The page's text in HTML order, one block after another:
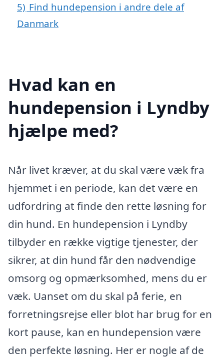
5) Find hundepension i andre dele af
Danmark
Hvad kan en
hundepension i Lyndby
hjælpe med?
Når livet kræver, at du skal være væk fra
hjemmet i en periode, kan det være en
udfordring at finde den rette løsning for
din hund. En hundepension i Lyndby
tilbyder en række vigtige tjenester, der
sikrer, at din hund får den nødvendige
omsorg og opmærksomhed, mens du er
væk. Uanset om du skal på ferie, en
forretningsrejse eller blot har brug for en
kort pause, kan en hundepension være
den perfekte løsning. Her er nogle af de